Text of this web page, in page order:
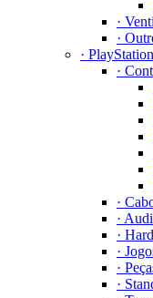
·
·
·
·
·
·
·
·
·
·